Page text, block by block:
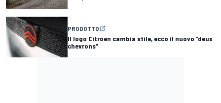
PRODOTTO
Il logo Citroen cambia stile, ecco il nuovo “deux
chevrons”